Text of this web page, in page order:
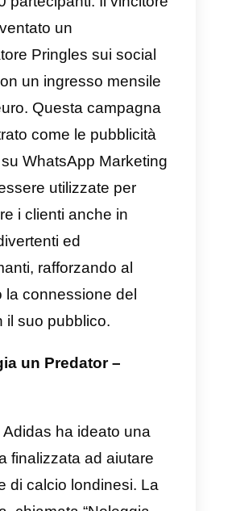
offrendo in premio
da consegnare a San
Con il nome “Ottieni un
il marchio ha invitato gli
a descrivere e
le loro personali
di seduzione con
di testo, fotografie,
audio così da far
l’Aygo che, in realtà,
è stata un
ricevendo più di
messaggi e 89.000